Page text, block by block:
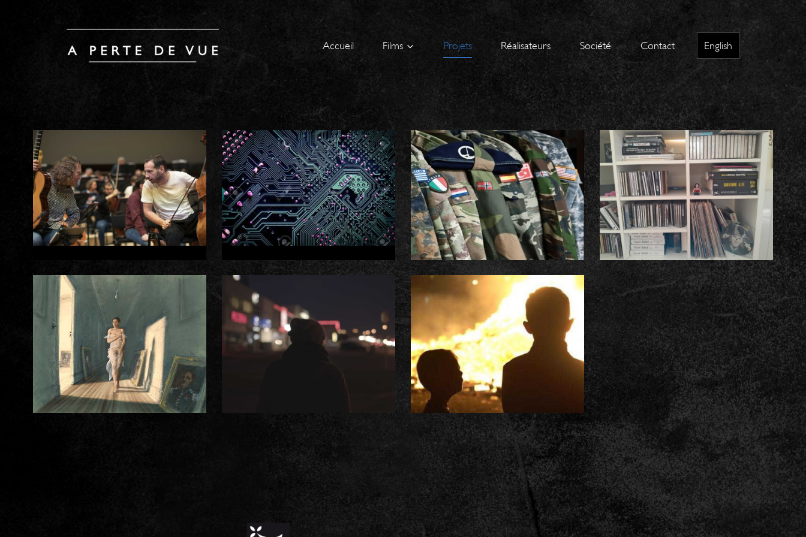
Accueil Films Projets Réalisateurs Société Contact English
MIRAGES /
Charlotte ERLIH
DEVELOPPÉ
COUCHÉ / Céline
DRÉAN
CAMOUFLAGES /
Guillaume
CAILLEAU
MANY MANIES /
Annabelle
GANGNEUX
PAPIER BULLE /
Amaury
BRUMAULD
LA FORÊT DES
DÉLAISSÉS /
Vincent LAPIZE
NOBODY WANTS
TO BE A FIREMAN
/ Vincent
POUPLARD